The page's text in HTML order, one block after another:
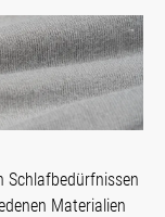
Schlafbedürfnissen
Materialien